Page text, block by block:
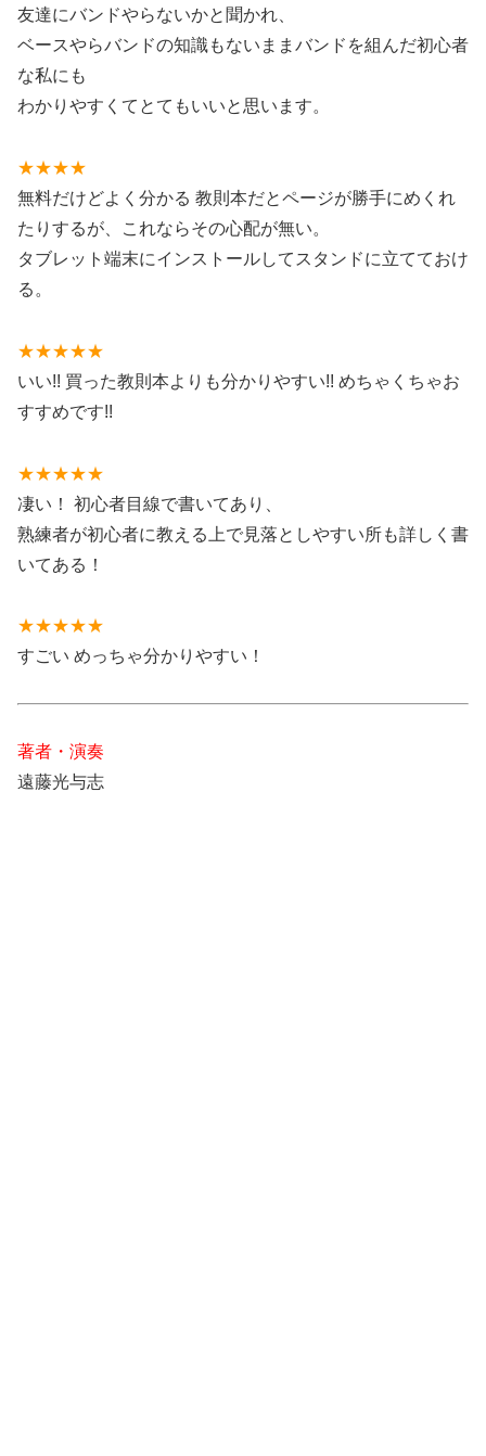
友達にバンドやらないかと聞かれ、
ベースやらバンドの知識もないままバンドを組んだ初心者
な私にも
わかりやすくてとてもいいと思います。
★★★★
無料だけどよく分かる 教則本だとページが勝手にめくれ
たりするが、これならその心配が無い。
タブレット端末にインストールしてスタンドに立てておけ
る。
★★★★★
いい!! 買った教則本よりも分かりやすい!! めちゃくちゃお
すすめです!!
★★★★★
凄い！ 初心者目線で書いてあり、
熟練者が初心者に教える上で見落としやすい所も詳しく書
いてある！
★★★★★
すごい めっちゃ分かりやすい！
著者・演奏
遠藤光与志